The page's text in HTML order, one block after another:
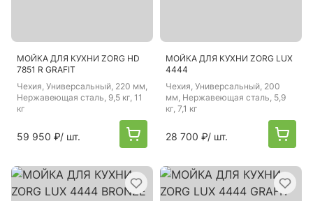
МОЙКА ДЛЯ КУХНИ ZORG HD
7851 R GRAFIT
Чехия, Универсальный, 220 мм,
Нержавеющая сталь, 9,5 кг, 11
кг
59 950 ₽/ шт.
МОЙКА ДЛЯ КУХНИ ZORG LUX
4444
Чехия, Универсальный, 200
мм, Нержавеющая сталь, 5,9
кг, 7,1 кг
28 700 ₽/ шт.